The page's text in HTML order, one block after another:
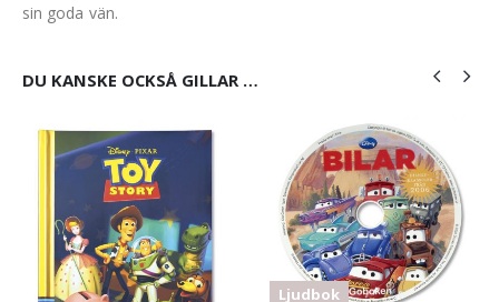
sin goda vän.
DU KANSKE OCKSÅ GILLAR …
Ljudbok